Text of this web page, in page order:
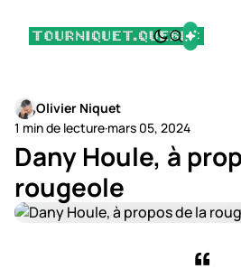
Olivier Niquet
1 min de lecture·mars 05, 2024
Dany Houle, à
rougeole